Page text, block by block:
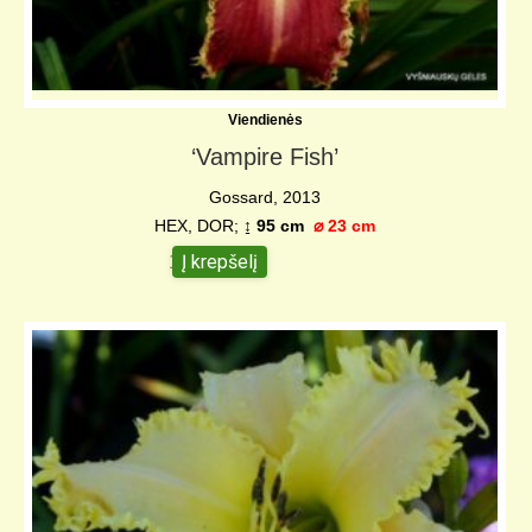
Viendienės
‘Vampire Fish’
Gossard, 2013
HEX, DOR; ↨ 95 cm ⌀23 cm
18,00€
Į krepšelį